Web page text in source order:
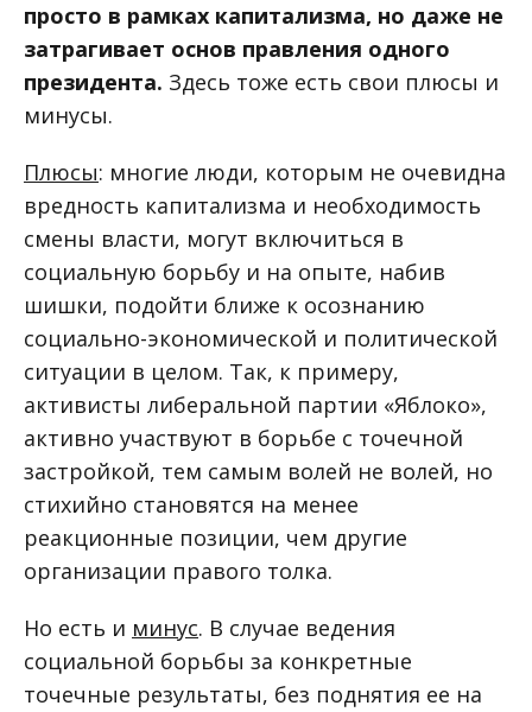
просто в рамках капитализма, но даже не
затрагивает основ правления одного
президента. Здесь тоже есть свои плюсы и
минусы.
Плюсы: многие люди, которым не очевидна
вредность капитализма и необходимость
смены власти, могут включиться в
социальную борьбу и на опыте, набив
шишки, подойти ближе к осознанию
социально-экономической и политической
ситуации в целом. Так, к примеру,
активисты либеральной партии «Яблоко»,
активно участвуют в борьбе с точечной
застройкой, тем самым волей не волей, но
стихийно становятся на менее
реакционные позиции, чем другие
организации правого толка.
Но есть и минус. В случае ведения
социальной борьбы за конкретные
точечные результаты, без поднятия ее на